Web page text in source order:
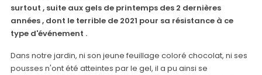
surtout , suite aux gels de printemps des 2 dernières
années , dont le terrible de 2021 pour sa résistance à ce
type d'événement .
Dans notre jardin, ni son jeune feuillage coloré chocolat, ni ses
pousses n'ont été atteintes par le gel, il a pu ainsi se